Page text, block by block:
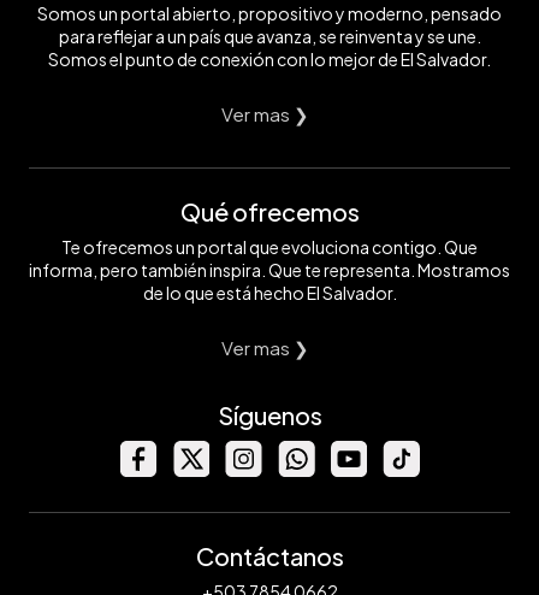
Somos un portal abierto, propositivo y moderno, pensado
para reflejar a un país que avanza, se reinventa y se une.
Somos el punto de conexión con lo mejor de El Salvador.
Ver mas ❯
Qué ofrecemos
Te ofrecemos un portal que evoluciona contigo. Que
informa, pero también inspira. Que te representa. Mostramos
de lo que está hecho El Salvador.
Ver mas ❯
Síguenos
Contáctanos